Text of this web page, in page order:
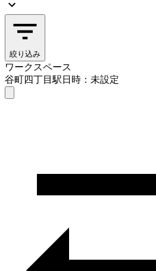
絞り込み
ワークスペース
谷町四丁目駅日時：未設定